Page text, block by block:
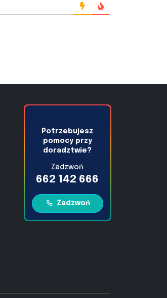
Potrzebujesz
pomocy przy
doradztwie?
Zadzwoń
662 142 666
Zadzwoń